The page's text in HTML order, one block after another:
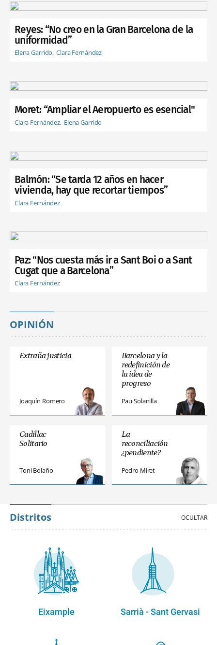
Reyes: “No creo en la Gran Barcelona de la
uniformidad”
Elena Garrido Clara Fernández
Moret: “Ampliar el Aeropuerto es esencial"
Clara Fernández Elena Garrido
Balmón: “Se tarda 12 años en hacer
vivienda, hay que recortar tiempos”
Clara Fernández
Paz: “Nos cuesta más ir a Sant Boi o a Sant
Cugat que a Barcelona”
Clara Fernández
OPINIÓN
Extraña justicia
Joaquín Romero
Barcelona y la
redefinición de
la idea de
progreso
Pau Solanilla
Cadillac
Solitario
Toni Bolaño
La
reconciliación
¿pendiente?
Pedro Miret
Distritos
Eixample Sarrià - Sant Gervasi